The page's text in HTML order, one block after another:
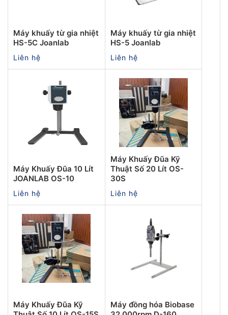
Máy khuấy từ gia nhiệt
HS-5C Joanlab
Liên hệ
Máy khuấy từ gia nhiệt
HS-5 Joanlab
Liên hệ
Máy Khuấy Đũa 10 Lít
JOANLAB OS-10
Liên hệ
Máy Khuấy Đũa Kỹ
Thuật Số 20 Lít OS-
30S
Liên hệ
Máy Khuấy Đũa Kỹ
Máy đồng hóa Biobase